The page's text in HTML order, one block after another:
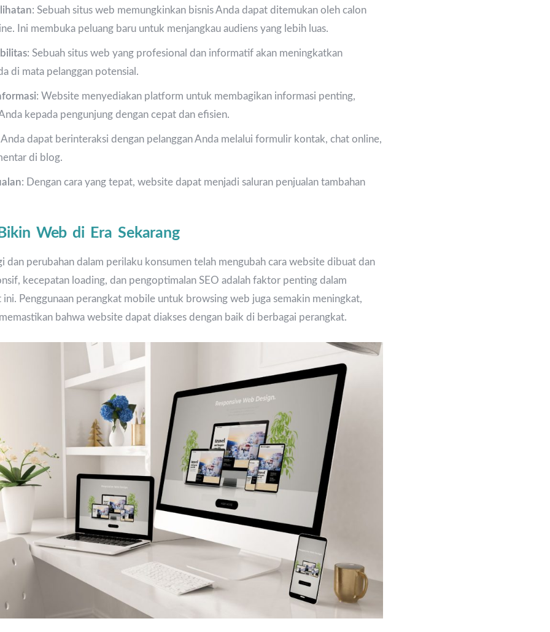
: Sebuah situs web memungkinkan bisnis Anda dapat ditemukan oleh calon
Ini membuka peluang baru untuk menjangkau audiens yang lebih luas.
: Sebuah situs web yang profesional dan informatif akan meningkatkan
di mata pelanggan potensial.
: Website menyediakan platform untuk membagikan informasi penting,
kepada pengunjung dengan cepat dan efisien.
Anda dapat berinteraksi dengan pelanggan Anda melalui formulir kontak, chat online,
di blog.
: Dengan cara yang tepat, website dapat menjadi saluran penjualan tambahan
Web di Era Sekarang
dan perubahan dalam perilaku konsumen telah mengubah cara website dibuat dan
kecepatan loading, dan pengoptimalan SEO adalah faktor penting dalam
Penggunaan perangkat mobile untuk browsing web juga semakin meningkat,
bahwa website dapat diakses dengan baik di berbagai perangkat.